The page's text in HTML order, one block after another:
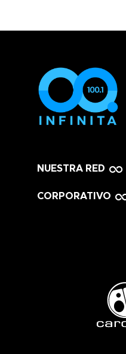
NUESTRA RED
CORPORATIVO